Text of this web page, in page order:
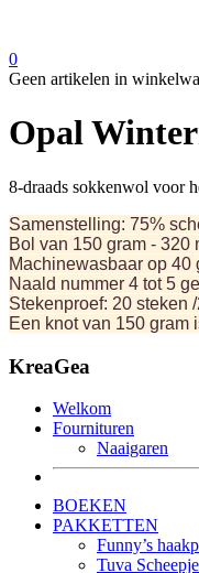
0
Geen artikelen in
Opal
8-draads sokkenwol voor
Samenstelling: 75%
Bol van 150 gram - 320
Machinewasbaar op 40
Naald nummer 4 tot 5
Stekenproef: 20 steken
Een knot van 150 gram
KreaGea
Welkom
Fournituren
Naaigaren
BOEKEN
PAKKETTEN
Funny’s
Tuva